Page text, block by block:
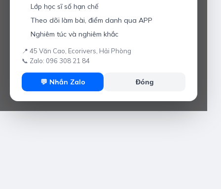
Lớp học sĩ số hạn chế
Theo dõi làm bài, điểm danh qua APP
Nghiêm túc và nghiêm khắc
📍 45 Văn Cao, Ecorivers, Hải Phòng
📞 Zalo: 096 308 21 84
💬 Nhắn Zalo Đóng